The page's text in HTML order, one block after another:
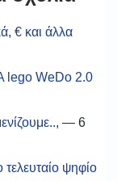
€ και άλλα
lego WeDo 2.0
— 6
ψηφίο